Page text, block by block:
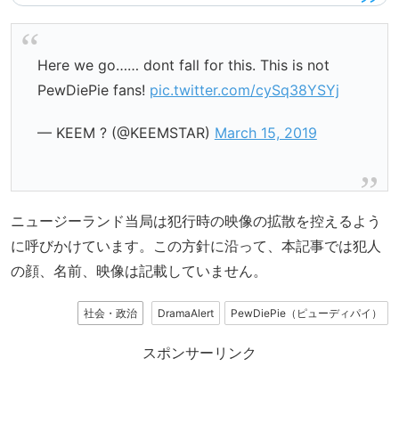
Here we go…… dont fall for this. This is not
PewDiePie fans! pic.twitter.com/cySq38YSYj
— KEEM ? (@KEEMSTAR) March 15, 2019
ニュージーランド当局は犯行時の映像の拡散を控えるよう
に呼びかけています。この方針に沿って、本記事では犯人
の顔、名前、映像は記載していません。
社会・政治 DramaAlert PewDiePie（ピューディパイ）
スポンサーリンク